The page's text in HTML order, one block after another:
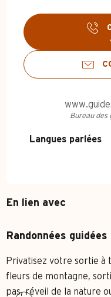
Bureau des
Langues parlées
Langues parlées
En lien avec
Randonnées
Privatisez votre sortie à
fleurs de montagne,
pas, réveil de la nature